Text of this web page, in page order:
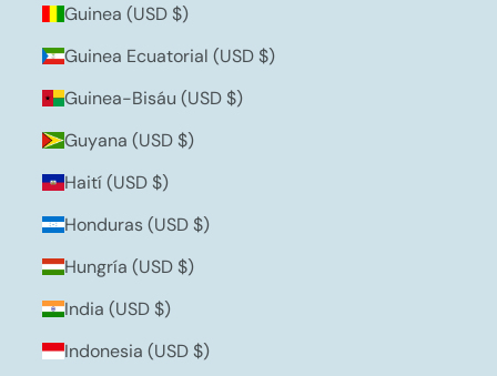
Guinea (USD $)
Guinea Ecuatorial (USD $)
Guinea-Bisáu (USD $)
Guyana (USD $)
Haití (USD $)
Honduras (USD $)
Hungría (USD $)
India (USD $)
Indonesia (USD $)